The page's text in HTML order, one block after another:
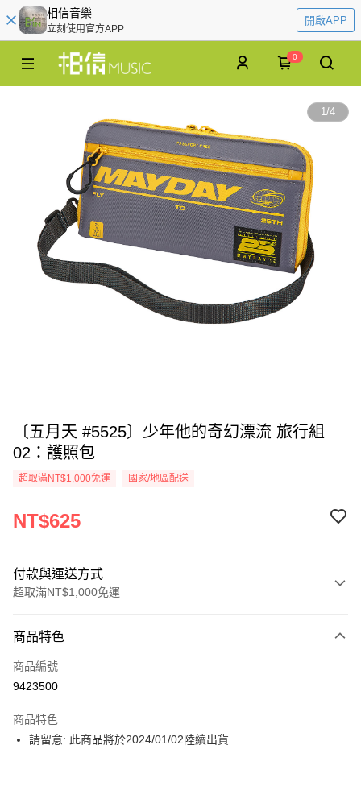
相信音樂
立刻使用官方APP
開啟APP
0
1/4
〔五月天 #5525〕少年他的奇幻漂流 旅行組
02：護照包
超取滿NT$1,000免運 國家/地區配送
NT$625
付款與運送方式
超取滿NT$1,000免運
信用卡一次付款
超商取貨付款
Apple Pay
商品特色
商品編號
9423500
商品特色
請留意: 此商品將於2024/01/02陸續出貨